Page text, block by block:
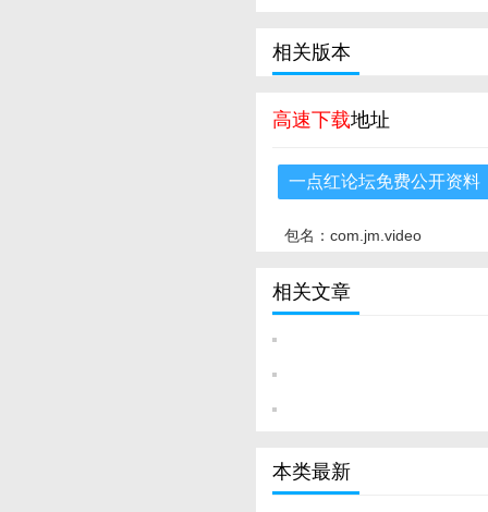
相关版本
高速下载地址
一点红论坛免费公开资料
包名：com.jm.video
相关文章
本类最新